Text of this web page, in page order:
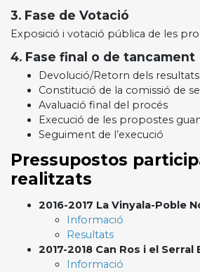
3. Fase de Votació
Exposició i votació pública de les
4. Fase final o de tancament
Devolució/Retorn dels resultats
Constitució de la comissió de
Avaluació final del procés
Execució de les propostes
Seguiment de l’execució
Pressupostos
realitzats
2016-2017 La Vinyala-Poble
Informació
Resultats
2017-2018 Can Ros i el Serral
Informació